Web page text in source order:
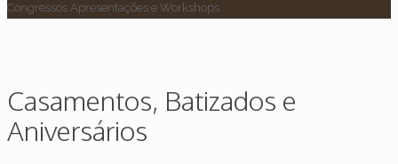
Congressos Apresentações e Workshops
Casamentos, Batizados e
Aniversários